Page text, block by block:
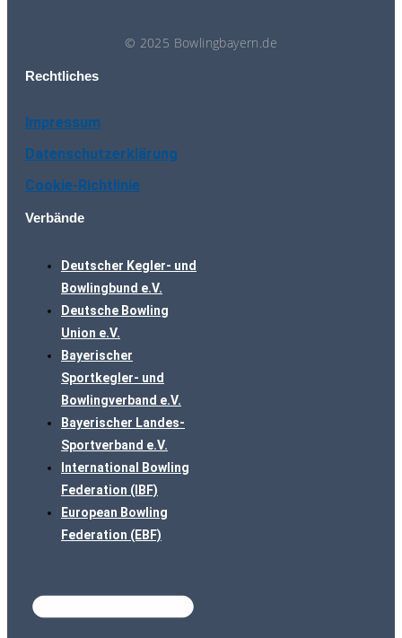
© 2025 Bowlingbayern.de
Rechtliches
Impressum
Datenschutzerklärung
Cookie-Richtlinie
Verbände
Deutscher Kegler- und
Bowlingbund e.V.
Deutsche Bowling
Union e.V.
Bayerischer
Sportkegler- und
Bowlingverband e.V.
Bayerischer Landes-
Sportverband e.V.
International Bowling
Federation (IBF)
European Bowling
Federation (EBF)